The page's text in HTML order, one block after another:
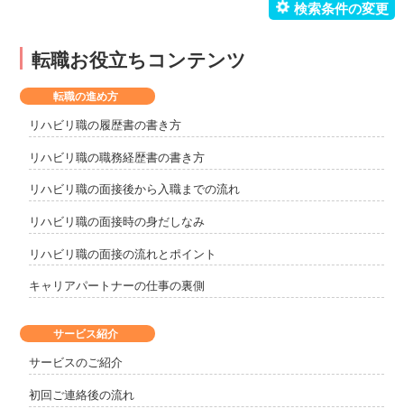
転職お役立ちコンテンツ
サービス紹介
サービスのご紹介
初回ご連絡後の流れ
転職の進め方
リハビリ職の履歴書の書き方
リハビリ職の職務経歴書の書き方
リハビリ職の面接後から入職までの流れ
リハビリ職の面接時の身だしなみ
リハビリ職の面接の流れとポイント
キャリアパートナーの仕事の裏側